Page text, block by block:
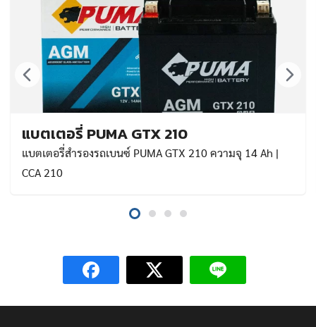
แบตเตอรี่ PUMA GTX 210
แบตเตอรี่สำรองรถเบนซ์ PUMA GTX 210 ความจุ 14 Ah |
CCA 210